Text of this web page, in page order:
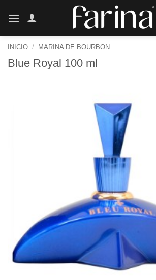
INICIO / MARINA DE BOURBON
Blue Royal 100 ml